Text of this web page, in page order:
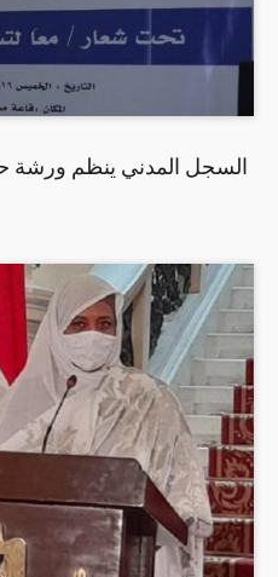
السجل المدني ينظم ورشة